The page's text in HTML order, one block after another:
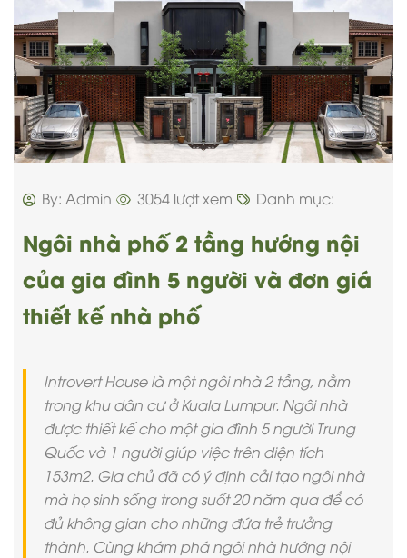
By: Admin 3054 lượt xem Danh mục:
Ngôi nhà phố 2 tầng hướng nội
của gia đình 5 người và đơn giá
thiết kế nhà phố
Introvert House là một ngôi nhà 2 tầng, nằm
trong khu dân cư ở Kuala Lumpur. Ngôi nhà
được thiết kế cho một gia đình 5 người Trung
Quốc và 1 người giúp việc trên diện tích
153m2. Gia chủ đã có ý định cải tạo ngôi nhà
mà họ sinh sống trong suốt 20 năm qua để có
đủ không gian cho những đứa trẻ trưởng
thành. Cùng khám phá ngôi nhà hướng nội